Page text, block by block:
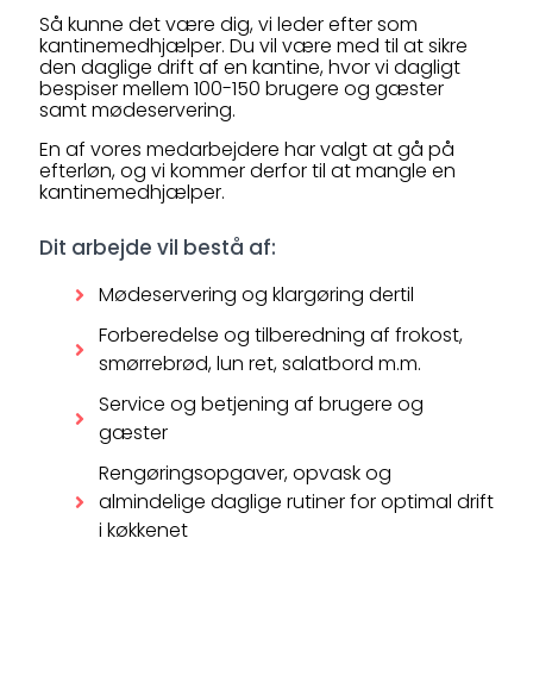
Så kunne det være dig, vi leder efter som
kantinemedhjælper. Du vil være med til at sikre
den daglige drift af en kantine, hvor vi dagligt
bespiser mellem 100-150 brugere og gæster
samt mødeservering.
En af vores medarbejdere har valgt at gå på
efterløn, og vi kommer derfor til at mangle en
kantinemedhjælper.
Dit arbejde vil bestå af:
Mødeservering og klargøring dertil
Forberedelse og tilberedning af frokost,
smørrebrød, lun ret, salatbord m.m.
Service og betjening af brugere og
gæster
Rengøringsopgaver, opvask og
almindelige daglige rutiner for optimal drift
i køkkenet